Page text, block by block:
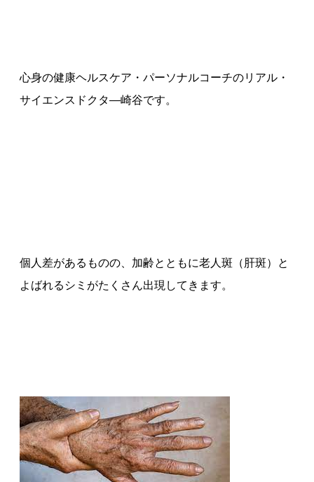
心身の健康ヘルスケア・パーソナルコーチのリアル・
サイエンスドクタ—崎谷です。
個人差があるものの、加齢とともに老人斑（肝斑）と
よばれるシミがたくさん出現してきます。